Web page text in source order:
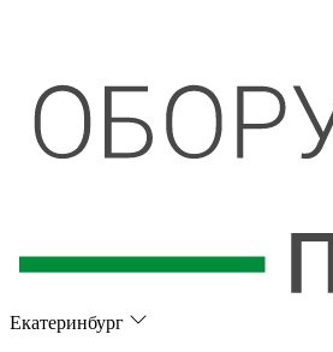
Екатеринбург